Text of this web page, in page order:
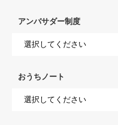
アンバサダー制度
おうちノート